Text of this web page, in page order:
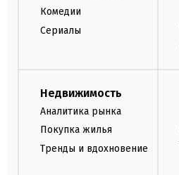
Комедии
Сериалы
Недвижимость
Аналитика рынка
Покупка жилья
Тренды и вдохновение